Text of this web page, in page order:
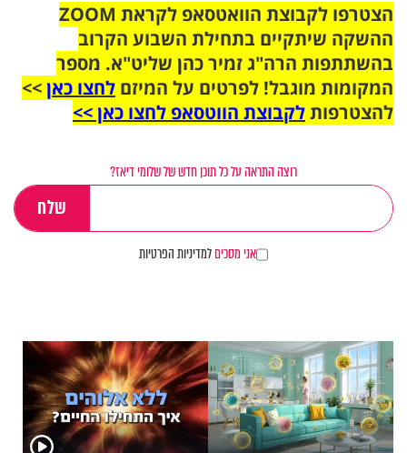
הצטרפו לקבוצת הוואטסאפ לקראת ZOOM
ההשקה שיתקיים בתחילת השבוע הקרוב
בהשתתפות הרה"ג זמיר כהן שליט"א. מספר
המקומות מוגבל! לפרטים על המיזם לחצו כאן>>
להצטרפותלקבוצת הווטסאפ לחצו כאן >>
רוצה התראה על כל תוכן חדש של שלומי דיאז?
אני מסכיםלמדיניות הפרטיות